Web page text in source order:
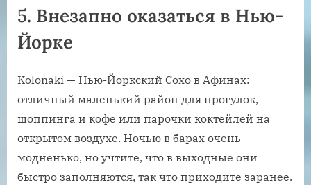
5. Внезапно оказаться в Нью-
Йорке
Kolonaki — Нью-Йоркский Сохо в Афинах:
отличный маленький район для прогулок,
шоппинга и кофе или парочки коктейлей на
открытом воздухе. Ночью в барах очень
модненько, но учтите, что в выходные они
быстро заполняются, так что приходите заранее.